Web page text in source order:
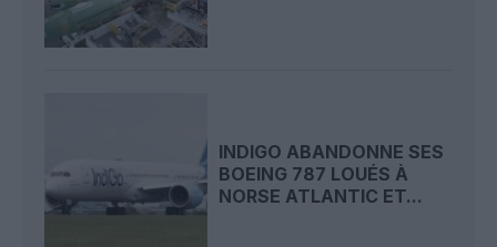
INDIGO ABANDONNE SES
BOEING 787 LOUÉS À
NORSE ATLANTIC ET...